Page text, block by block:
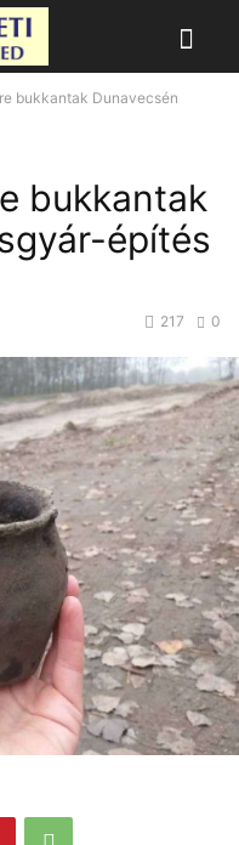
bukkantak Dunavecsén
bukkantak
építés
0
217